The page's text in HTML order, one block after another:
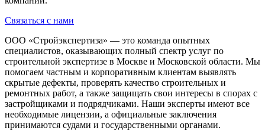
Связаться с нами
ООО «Стройэкспертиза» — это команда опытных
специалистов, оказывающих полный спектр услуг по
строительной экспертизе в Москве и Московской области. Мы
помогаем частным и корпоративным клиентам выявлять
скрытые дефекты, проверять качество строительных и
ремонтных работ, а также защищать свои интересы в спорах с
застройщиками и подрядчиками. Наши эксперты имеют все
необходимые лицензии, а официальные заключения
принимаются судами и государственными органами.